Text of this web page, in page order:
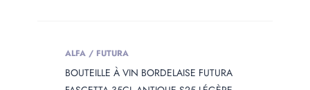
ALFA / FUTURA
BOUTEILLE À VIN BORDELAISE FUTURA